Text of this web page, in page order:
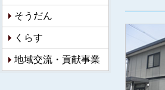
そうだん
くらす
地域交流・貢献事業